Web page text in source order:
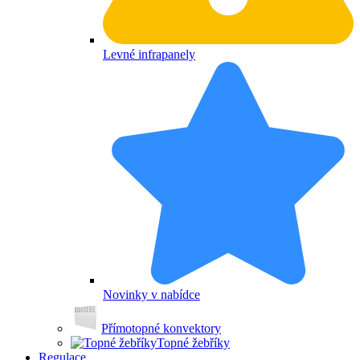
Levné infrapanely
Novinky v nabídce
Přímotopné konvektory
Topné žebříky
Regulace